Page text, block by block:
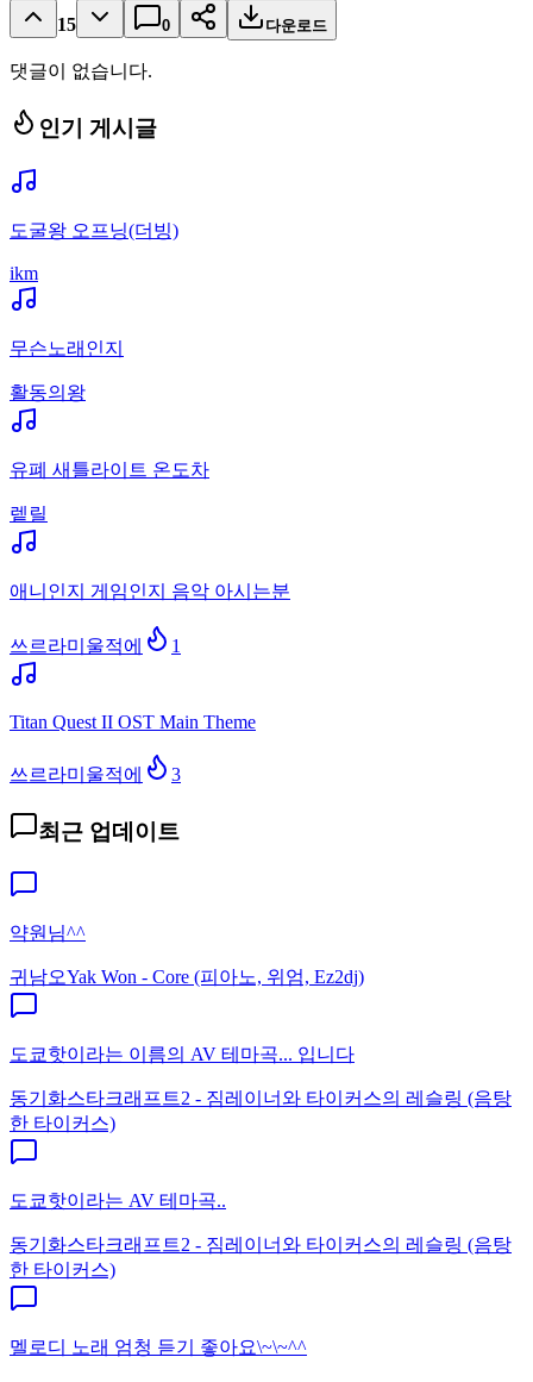
15 0 다운로드
댓글이 없습니다.
인기 게시글
도굴왕 오프닝(더빙)
ikm
무슨노래인지
활동의왕
유폐 새틀라이트 온도차
렡릴
애니인지 게임인지 음악 아시는분
쓰르라미울적에 1
Titan Quest II OST Main Theme
쓰르라미울적에 3
최근 업데이트
약원님^^
귀남오Yak Won - Core (피아노, 위엄, Ez2dj)
도쿄핫이라는 이름의 AV 테마곡... 입니다
동기화스타크래프트2 - 짐레이너와 타이커스의 레슬링 (음탕
한 타이커스)
도쿄핫이라는 AV 테마곡..
동기화스타크래프트2 - 짐레이너와 타이커스의 레슬링 (음탕
한 타이커스)
멜로디 노래 엄청 듣기 좋아요\~\~^^